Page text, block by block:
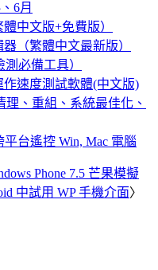
6月
中文版+免費版）
（繁體中文最新版）
必備工具）
作速度測試軟體(中文版)
理、重組、系統最佳化、
台遙控 Win, Mac 電腦
Phone 7.5 芒果模擬
中試用 WP 手機介面〉